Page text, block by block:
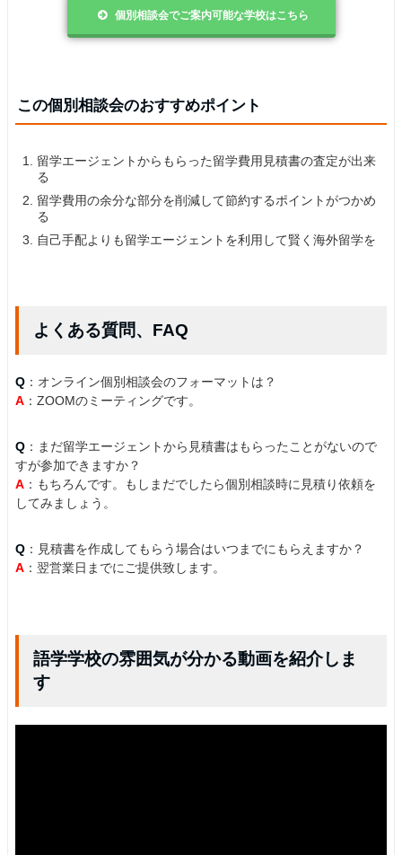
個別相談会でご案内可能な学校はこちら
この個別相談会のおすすめポイント
留学エージェントからもらった留学費用見積書の査定が出来
る
留学費用の余分な部分を削減して節約するポイントがつかめ
る
自己手配よりも留学エージェントを利用して賢く海外留学を
よくある質問、FAQ
Q ：オンライン個別相談会のフォーマットは？
A ：ZOOMのミーティングです。
Q ：まだ留学エージェントから見積書はもらったことがないので
すが参加できますか？
A ：もちろんです。もしまだでしたら個別相談時に見積り依頼を
してみましょう。
Q ：見積書を作成してもらう場合はいつまでにもらえますか？
A ：翌営業日までにご提供致します。
語学学校の雰囲気が分かる動画を紹介しま
す